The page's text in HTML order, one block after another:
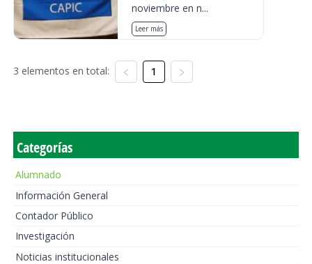
noviembre en n...
Leer más
3 elementos en total: 1
Categorías
Alumnado
Información General
Contador Público
Investigación
Noticias institucionales